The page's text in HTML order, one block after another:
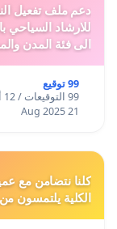
للارشاد السياحي
الى فئة المدن
99 توقيع
99 التوقيعات / 12 أشهر
21 Aug 2025
كلنا نتضامن مع
الكلية يلتمسون